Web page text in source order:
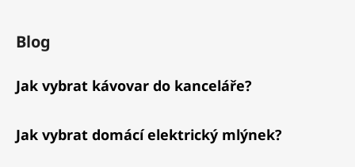
Blog
Jak vybrat kávovar do kanceláře?
Jak vybrat domácí elektrický mlýnek?